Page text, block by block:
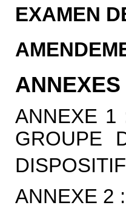
EXAMEN
ANNEXES
ANNEXE 1
GROUPE
ANNEXE 2